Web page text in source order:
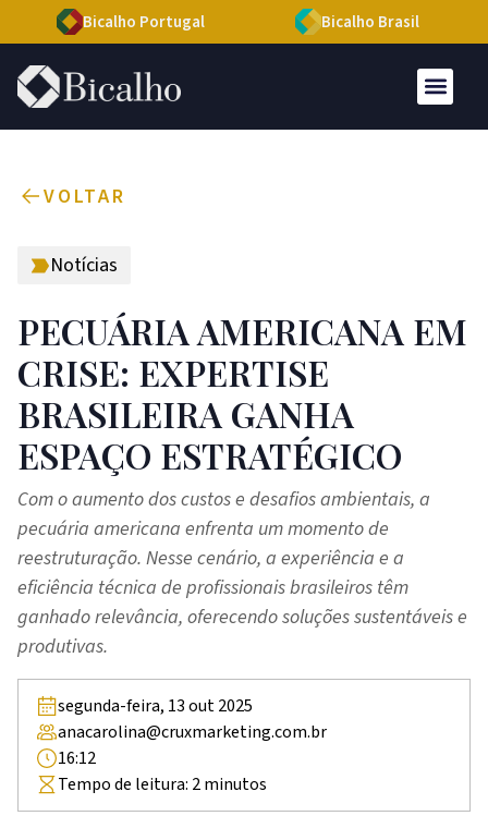
Bicalho Portugal Bicalho Brasil
VOLTAR
Notícias
PECUÁRIA AMERICANA EM
CRISE: EXPERTISE
BRASILEIRA GANHA
ESPAÇO ESTRATÉGICO
Com o aumento dos custos e desafios ambientais, a
pecuária americana enfrenta um momento de
reestruturação. Nesse cenário, a experiência e a
eficiência técnica de profissionais brasileiros têm
ganhado relevância, oferecendo soluções sustentáveis e
produtivas.
segunda-feira, 13 out 2025
anacarolina@cruxmarketing.com.br
16:12
Tempo de leitura: 2minutos